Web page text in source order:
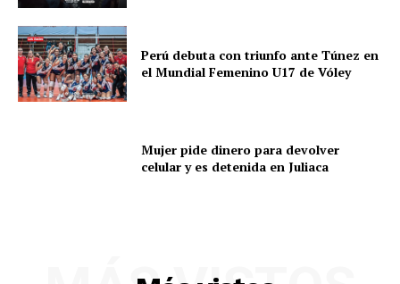
Perú debuta con triunfo ante Túnez en
el Mundial Femenino U17 de Vóley
Mujer pide dinero para devolver
celular y es detenida en Juliaca